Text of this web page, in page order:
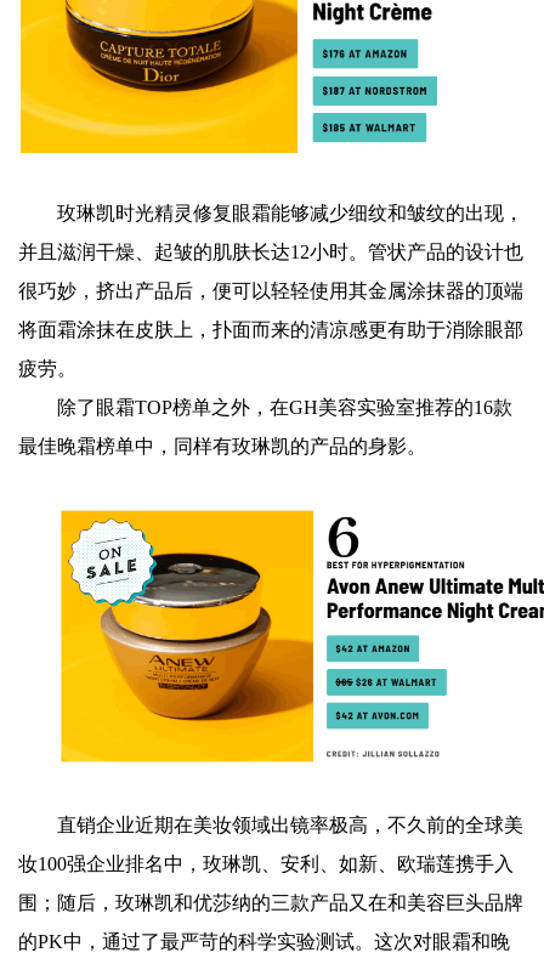
玫琳凯时光精灵修复眼霜能够减少细纹和皱纹的出现，
并且滋润干燥、起皱的肌肤长达12小时。管状产品的设计也
很巧妙，挤出产品后，便可以轻轻使用其金属涂抹器的顶端
将面霜涂抹在皮肤上，扑面而来的清凉感更有助于消除眼部
疲劳。
除了眼霜TOP榜单之外，在GH美容实验室推荐的16款
最佳晚霜榜单中，同样有玫琳凯的产品的身影。
直销企业近期在美妆领域出镜率极高，不久前的全球美
妆100强企业排名中，玫琳凯、安利、如新、欧瑞莲携手入
围；随后，玫琳凯和优莎纳的三款产品又在和美容巨头品牌
的PK中，通过了最严苛的科学实验测试。这次对眼霜和晚